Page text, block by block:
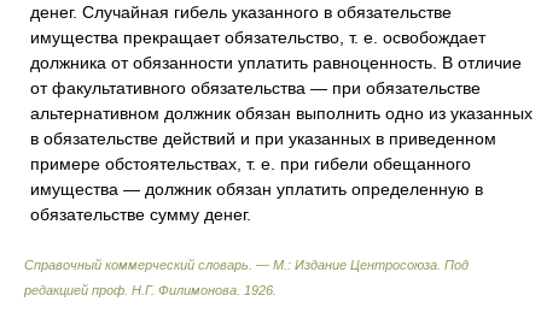
денег. Случайная гибель указанного в обязательстве
имущества прекращает обязательство, т. е. освобождает
должника от обязанности уплатить равноценность. В отличие
от факультативного обязательства — при обязательстве
альтернативном должник обязан выполнить одно из указанных
в обязательстве действий и при указанных в приведенном
примере обстоятельствах, т. е. при гибели обещанного
имущества — должник обязан уплатить определенную в
обязательстве сумму денег.
Справочный коммерческий словарь. — М.: Издание Центросоюза Под
редакцией проф. Н.Г. Филимонова 1926